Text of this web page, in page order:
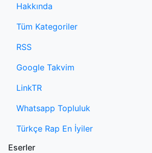
Hakkında
Tüm Kategoriler
RSS
Google Takvim
LinkTR
Whatsapp Topluluk
Türkçe Rap En İyiler
Eserler